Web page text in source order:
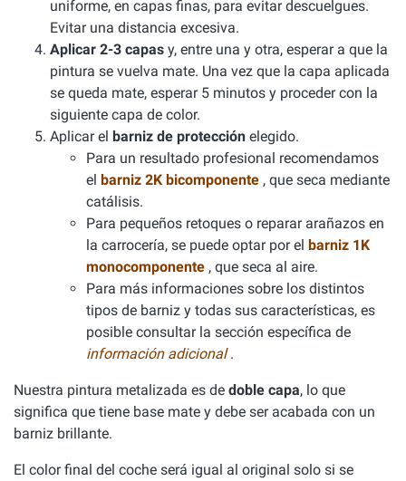
uniforme, en capas finas, para evitar descuelgues.
Evitar una distancia excesiva.
Aplicar 2-3 capas y, entre una y otra, esperar a que la
pintura se vuelva mate. Una vez que la capa aplicada
se queda mate, esperar 5 minutos y proceder con la
siguiente capa de color.
Aplicar el barniz de protección elegido.
Para un resultado profesional recomendamos
el barniz 2K bicomponente , que seca mediante
catálisis.
Para pequeños retoques o reparar arañazos en
la carrocería, se puede optar por el barniz 1K
monocomponente , que seca al aire.
Para más informaciones sobre los distintos
tipos de barniz y todas sus características, es
posible consultar la sección específica de
información adicional.
Nuestra pintura metalizada es de doble capa, lo que
significa que tiene base mate y debe ser acabada con un
barniz brillante.
El color final del coche será igual al original solo si se